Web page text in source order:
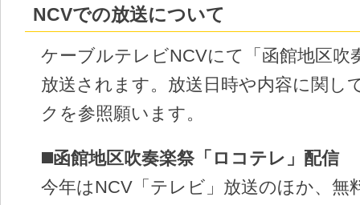
NCVでの放送について
ケーブルテレビNCVにて「函館地区吹
放送されます。放送日時や内容に関し
クを参照願います。
◼️函館地区吹奏楽祭「ロコテレ」配信
今年はNCV「テレビ」放送のほか、無